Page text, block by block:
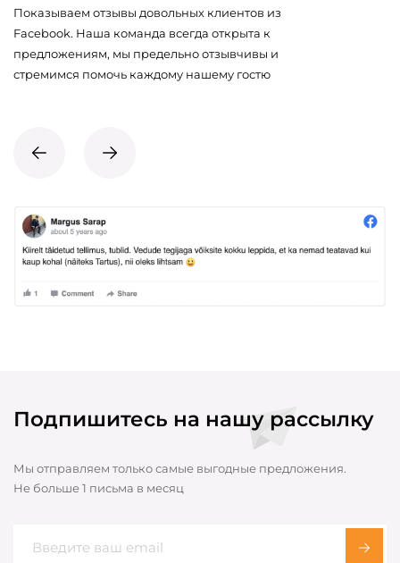
Показываем отзывы довольных клиентов из
Facebook. Наша команда всегда открыта к
предложениям, мы предельно отзывчивы и
стремимся помочь каждому нашему гостю
Подпишитесь на нашу рассылку
Мы отправляем только самые выгодные предложения.
Не больше 1 письма в месяц